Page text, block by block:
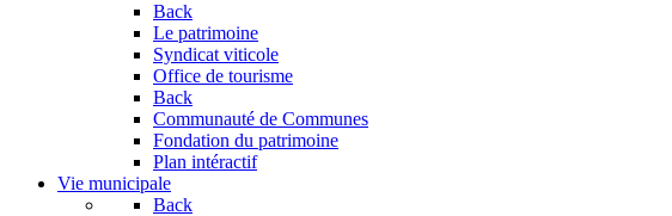
Back
Le patrimoine
Syndicat viticole
Office de tourisme
Back
Communauté de Communes
Fondation du patrimoine
Plan intéractif
Vie municipale
Back